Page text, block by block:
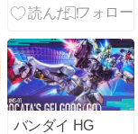
ジボリ加工
バンダイ HG